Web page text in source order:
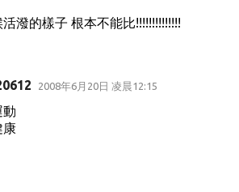
潑的樣子 根本不能比!!!!!!!!!!!!!!
2008年6月20日 凌晨12:15
動
康